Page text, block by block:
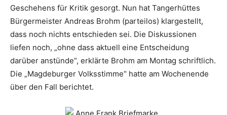
Geschehens für Kritik gesorgt. Nun hat Tangerhüttes
Bürgermeister Andreas Brohm (parteilos) klargestellt,
dass noch nichts entschieden sei. Die Diskussionen
liefen noch, „ohne dass aktuell eine Entscheidung
darüber anstünde“, erklärte Brohm am Montag schriftlich.
Die „Magdeburger Volksstimme“ hatte am Wochenende
über den Fall berichtet.